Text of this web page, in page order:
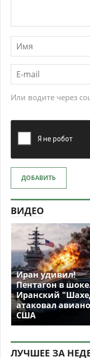
Или водите через
ДОБАВИТЬ
ВИДЕО
Иран удивил!
Пентагон в
Иранский
атаковал
США
ЛУЧШЕЕ ЗА